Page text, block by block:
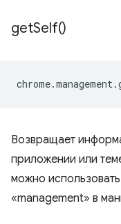
getSelf()
chrome.management.
Возвращает
приложении или
можно
«management» в